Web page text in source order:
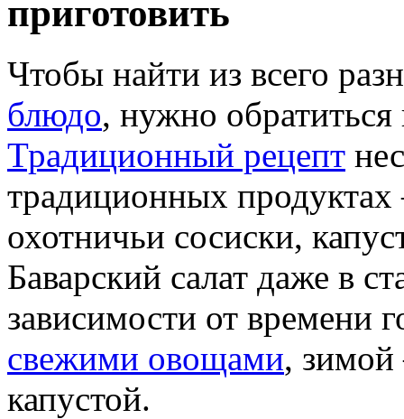
приготовить
Чтобы найти из всего
блюдо, нужно
Традиционный рецепт
традиционных
охотничьи сосиски,
Баварский салат даже в
зависимости от времени
свежими овощами,
капустой.